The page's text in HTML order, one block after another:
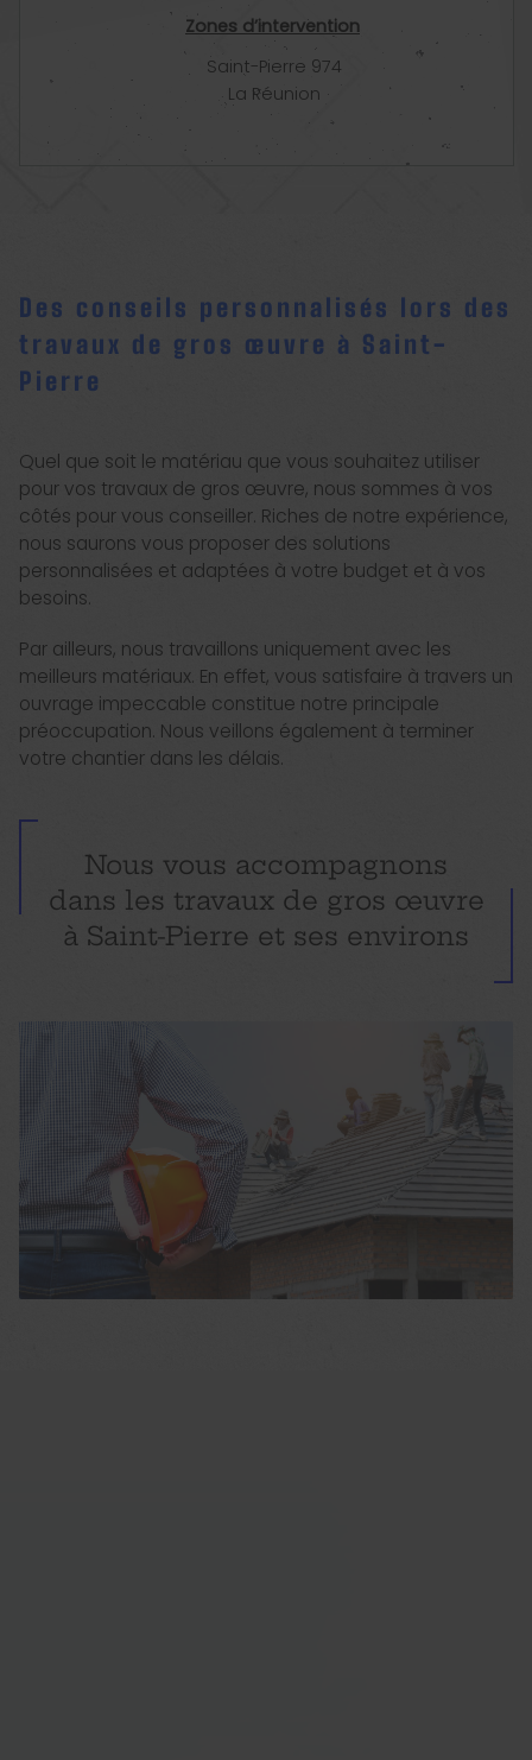
Zones d’intervention
Saint-Pierre 974
La Réunion
Des conseils personnalisés lors des
travaux de gros œuvre à Saint-
Pierre
Quel que soit le matériau que vous souhaitez utiliser
pour vos travaux de gros œuvre, nous sommes à vos
côtés pour vous conseiller. Riches de notre expérience,
nous saurons vous proposer des solutions
personnalisées et adaptées à votre budget et à vos
besoins.
Par ailleurs, nous travaillons uniquement avec les
meilleurs matériaux. En effet, vous satisfaire à travers un
ouvrage impeccable constitue notre principale
préoccupation. Nous veillons également à terminer
votre chantier dans les délais.
Nous vous accompagnons
dans les travaux de gros œuvre
à Saint-Pierre et ses environs